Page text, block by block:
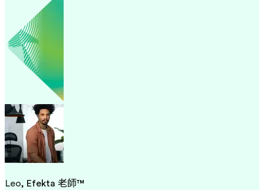
Leo, Efekta 老師™